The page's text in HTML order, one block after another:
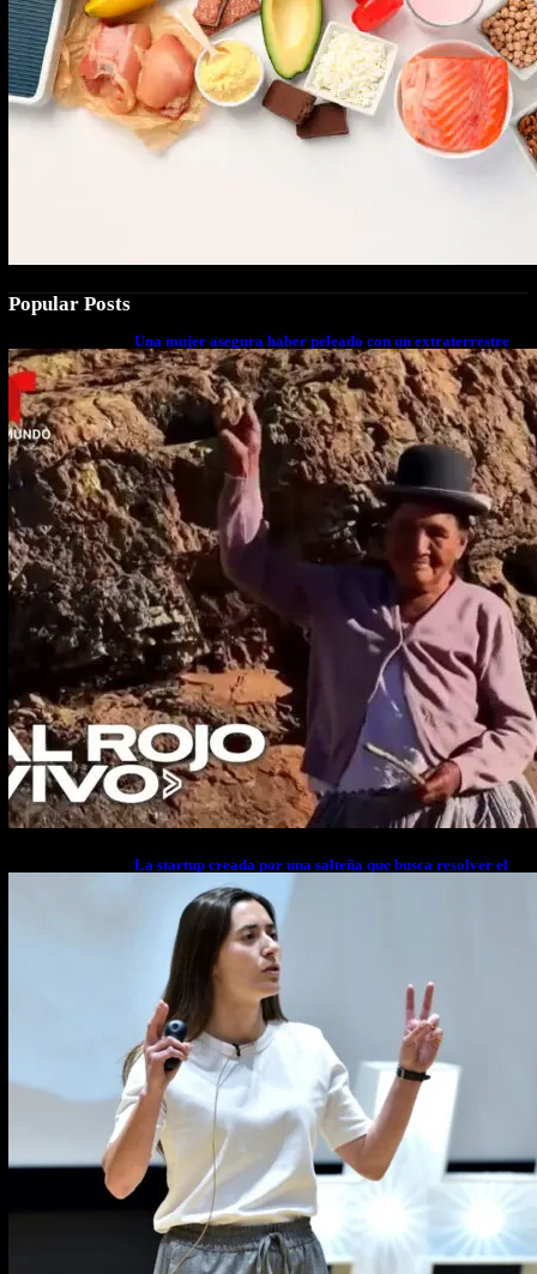
Popular Posts
Una mujer asegura haber peleado con un extraterrestre
cuerpo a cuerpo
La startup creada por una salteña que busca resolver el
estrés financiero en Latinoamérica